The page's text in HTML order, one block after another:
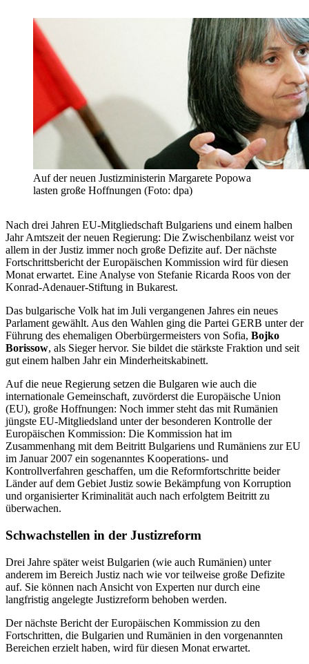
Auf der neuen Justizministerin Margarete Popowa
lasten große Hoffnungen (Foto: dpa)
Nach drei Jahren EU-Mitgliedschaft Bulgariens und einem halben
Jahr Amtszeit der neuen Regierung: Die Zwischenbilanz weist vor
allem in der Justiz immer noch große Defizite auf. Der nächste
Fortschrittsbericht der Europäischen Kommission wird für diesen
Monat erwartet. Eine Analyse von Stefanie Ricarda Roos von der
Konrad-Adenauer-Stiftung in Bukarest.
Das bulgarische Volk hat im Juli vergangenen Jahres ein neues
Parlament gewählt. Aus den Wahlen ging die Partei GERB unter der
Führung des ehemaligen Oberbürgermeisters von Sofia, Bojko
Borissow, als Sieger hervor. Sie bildet die stärkste Fraktion und seit
gut einem halben Jahr ein Minderheitskabinett.
Auf die neue Regierung setzen die Bulgaren wie auch die
internationale Gemeinschaft, zuvörderst die Europäische Union
(EU), große Hoffnungen: Noch immer steht das mit Rumänien
jüngste EU-Mitgliedsland unter der besonderen Kontrolle der
Europäischen Kommission: Die Kommission hat im
Zusammenhang mit dem Beitritt Bulgariens und Rumäniens zur EU
im Januar 2007 ein sogenanntes Kooperations- und
Kontrollverfahren geschaffen, um die Reformfortschritte beider
Länder auf dem Gebiet Justiz sowie Bekämpfung von Korruption
und organisierter Kriminalität auch nach erfolgtem Beitritt zu
überwachen.
Schwachstellen in der Justizreform
Drei Jahre später weist Bulgarien (wie auch Rumänien) unter
anderem im Bereich Justiz nach wie vor teilweise große Defizite
auf. Sie können nach Ansicht von Experten nur durch eine
langfristig angelegte Justizreform behoben werden.
Der nächste Bericht der Europäischen Kommission zu den
Fortschritten, die Bulgarien und Rumänien in den vorgenannten
Bereichen erzielt haben, wird für diesen Monat erwartet.